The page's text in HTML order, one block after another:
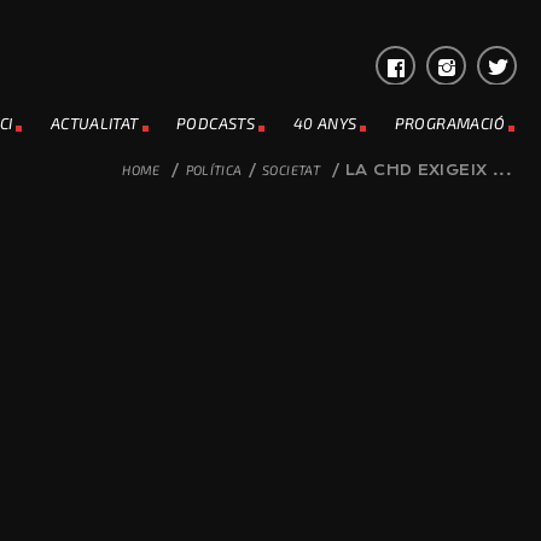
ACTUALITAT PODCASTS 40 ANYS PROGRAMACIÓ
HOME / POLÍTICA / SOCIETAT / LA CHD EXIGEIX ...